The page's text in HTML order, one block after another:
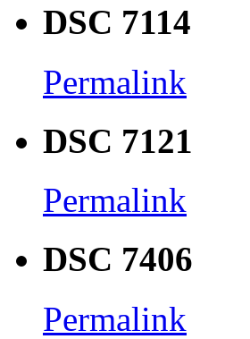
DSC 7114
Permalink
DSC 7121
Permalink
DSC 7406
Permalink